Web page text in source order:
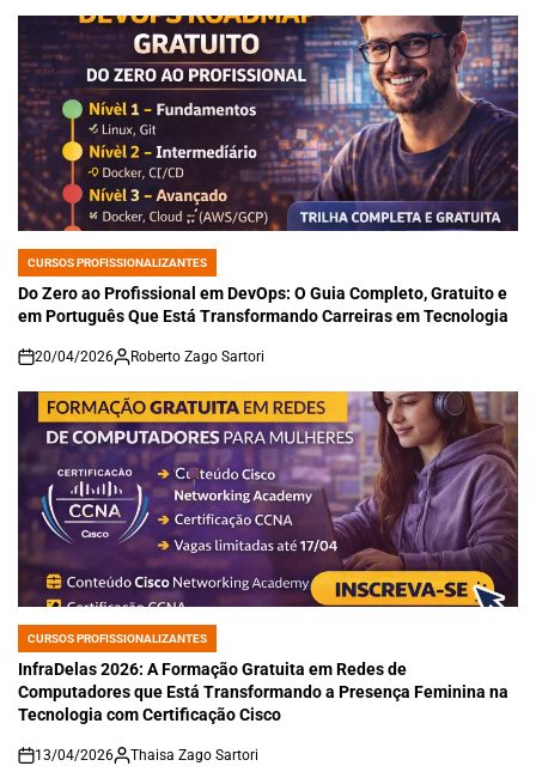
POSTED
IN
CURSOS PROFISSIONALIZANTES
Do Zero ao Profissional em DevOps: O Guia Completo, Gratuito e
em Português Que Está Transformando Carreiras em Tecnologia
on
20/04/2026 Roberto Zago Sartori
POSTED
IN
CURSOS PROFISSIONALIZANTES
InfraDelas 2026: A Formação Gratuita em Redes de
Computadores que Está Transformando a Presença Feminina na
Tecnologia com Certificação Cisco
on
13/04/2026 Thaisa Zago Sartori